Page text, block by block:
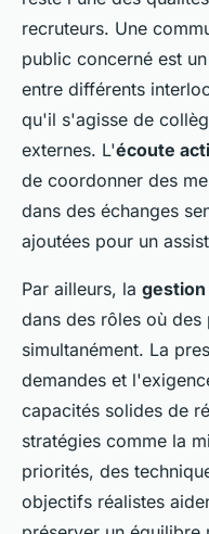
recruteurs. Une
public concerné est
entre différents
qu'il s'agisse de
externes. L'écoute
de coordonner des
dans des échanges
ajoutées pour un
Par ailleurs, la
dans des rôles où
simultanément. La
demandes et
capacités solides de
stratégies comme la
priorités, des
objectifs réalistes